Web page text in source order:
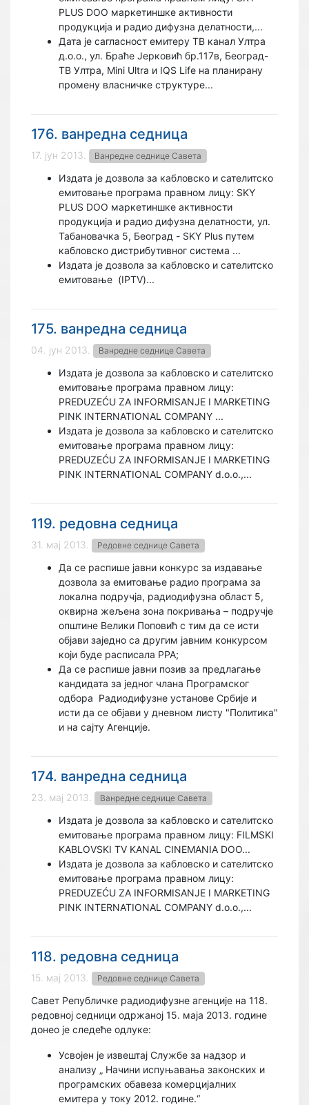
PLUS DOO маркетиншке активности
продукција и радио дифузна делатности,...
Дата је сагласност емитеру ТВ канал Ултра
д.о.о., ул. Браће Јерковић бр.117в, Београд-
ТВ Ултра, Mini Ultra и IQS Life на планирану
промену власничке структуре...
176. ванредна седница
17. јун 2013. Ванредне седнице Савета
Издата је дозвола за кабловско и сателитско
емитовање програма правном лицу: SKY
PLUS DOO маркетиншке активности
продукција и радио дифузна делатности, ул.
Табановачка 5, Београд - SKY Plus путем
кабловско дистрибутивног система ...
Издата је дозвола за кабловско и сателитско
емитовање (IPTV)...
175. ванредна седница
04. јун 2013. Ванредне седнице Савета
Издата је дозвола за кабловско и сателитско
емитовање програма правном лицу:
PREDUZEĆU ZA INFORMISANJE I MARKETING
PINK INTERNATIONAL COMPANY ...
Издата је дозвола за кабловско и сателитско
емитовање програма правном лицу:
PREDUZEĆU ZA INFORMISANJE I MARKETING
PINK INTERNATIONAL COMPANY d.o.o.,...
119. редовна седница
31. мај 2013. Редовне седнице Савета
Да се распише јавни конкурс за издавање
дозвола за емитовање радио програма за
локална подручја, радиодифузна област 5,
оквирна жељена зона покривања – подручје
општине Велики Поповић с тим да се исти
објави заједно са другим јавним конкурсом
који буде расписала РРА;
Да се распише јавни позив за предлагање
кандидата за једног члана Програмског
одбора Радиодифузне установе Србије и
исти да се објави у дневном листу "Политика"
и на сајту Агенције.
174. ванредна седница
23. мај 2013. Ванредне седнице Савета
Издата је дозвола за кабловско и сателитско
емитовање програма правном лицу: FILMSKI
KABLOVSKI TV KANAL CINEMANIA DOO...
Издата је дозвола за кабловско и сателитско
емитовање програма правном лицу:
PREDUZEĆU ZA INFORMISANJE I MARKETING
PINK INTERNATIONAL COMPANY d.o.o.,...
118. редовна седница
15. мај 2013. Редовне седнице Савета
Савет Републичке радиодифузне агенције на 118.
редовној седници одржаној 15. маја 2013. године
донео је следеће одлуке:
Усвојен је извештај Службе за надзор и
анализу „ Начини испуњавања законских и
програмских обавеза комерцијалних
емитера у току 2012. године.“